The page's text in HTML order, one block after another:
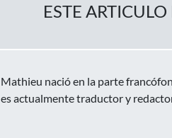
ESTE
Mathieu nació en la parte
es actualmente traductor y